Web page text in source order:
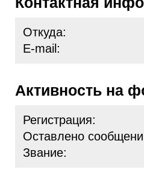
Откуда:
E-mail:
Активность на
Регистрация:
Оставлено
Звание: